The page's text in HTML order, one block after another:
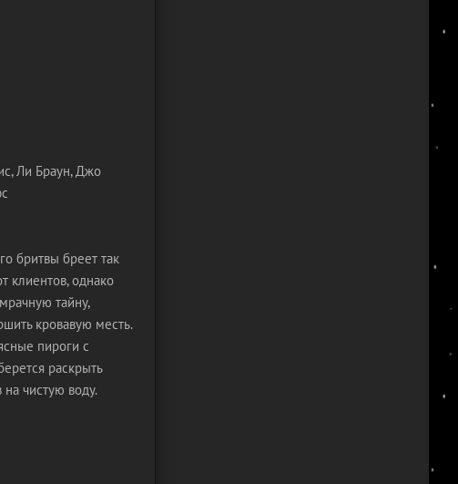
Ли Браун, Джо
бритвы бреет так
клиентов, однако
тайну,
кровавую месть.
пироги с
раскрыть
чистую воду.